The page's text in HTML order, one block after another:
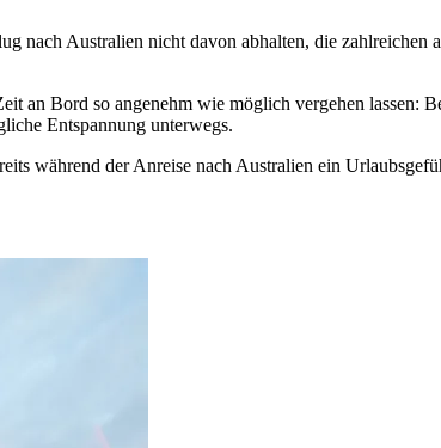
nach Australien nicht davon abhalten, die zahlreichen
Bord so angenehm wie möglich vergehen lassen:
Entspannung unterwegs.
während der Anreise nach Australien ein